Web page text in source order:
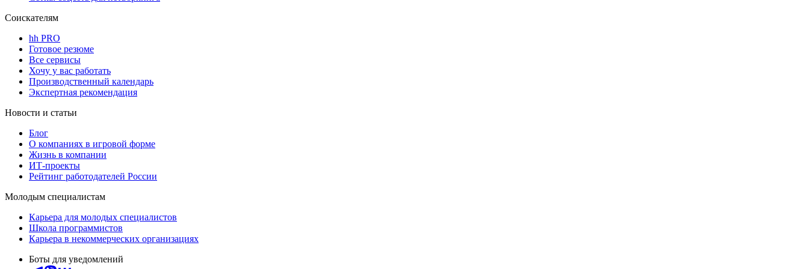
Соискателям
hh PRO
Готовое резюме
Все сервисы
Хочу у вас работать
Производственный календарь
Экспертная рекомендация
Новости и статьи
Блог
О компаниях в игровой форме
Жизнь в компании
ИТ-проекты
Рейтинг работодателей России
Молодым специалистам
Карьера для молодых специалистов
Школа программистов
Карьера в некоммерческих организациях
Боты для уведомлений